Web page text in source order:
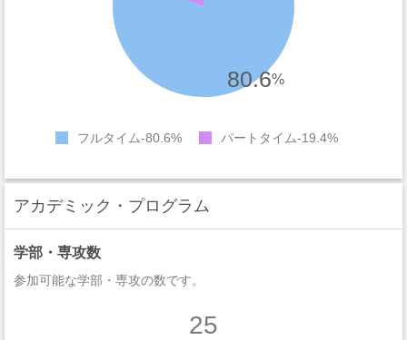
80.6%
フルタイム 80.6% パートタイム 19.4%
アカデミック・プログラム
学部・専攻数
参加可能な学部・専攻の数です。
25